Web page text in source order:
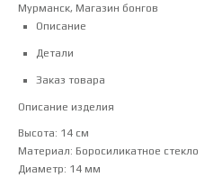
Мурманск, Магазин бонгов
Описание
Детали
Заказ товара
Описание изделия
Высота: 14 см
Материал: Боросиликатное стекло
Диаметр: 14 мм